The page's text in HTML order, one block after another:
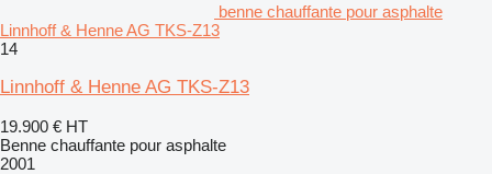
benne chauffante pour asphalte
Linnhoff & Henne AG TKS-Z13
14
Linnhoff & Henne AG TKS-Z13
19.900 € HT
Benne chauffante pour asphalte
2001